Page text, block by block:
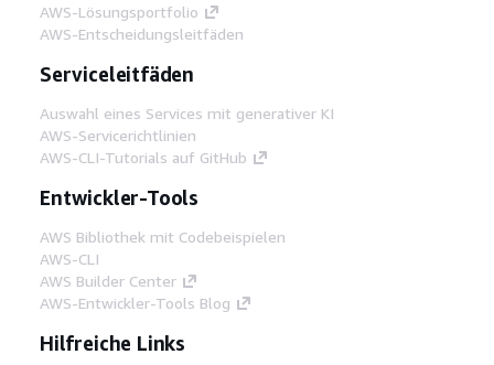
AWS-Lösungsportfolio
AWS-Entscheidungsleitfäden
Serviceleitfäden
Auswahl eines Services mit generativer KI
AWS-Servicerichtlinien
AWS-CLI-Tutorials auf GitHub
Entwickler-Tools
AWS Bibliothek mit Codebeispielen
AWS-CLI
AWS Builder Center
AWS-Entwickler-Tools Blog
Hilfreiche Links